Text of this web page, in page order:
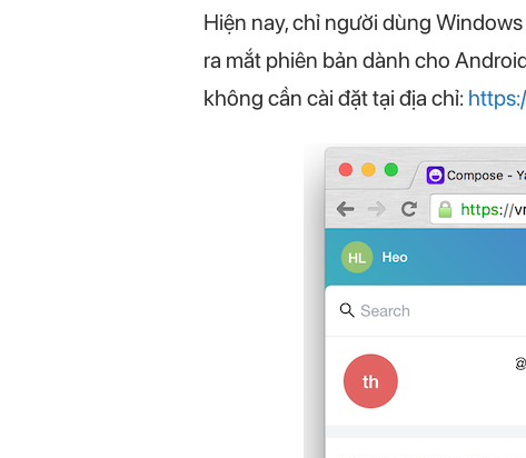
Hiện nay, chỉ người dùng
ra mắt phiên bản dành cho
không cần cài đặt tại địa chỉ: